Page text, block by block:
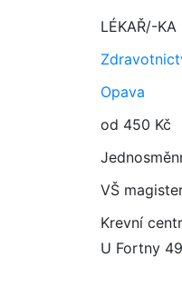
LÉKAŘ/-KA
Opava
od 450 Kč
VŠ
Krevní
U Fortny